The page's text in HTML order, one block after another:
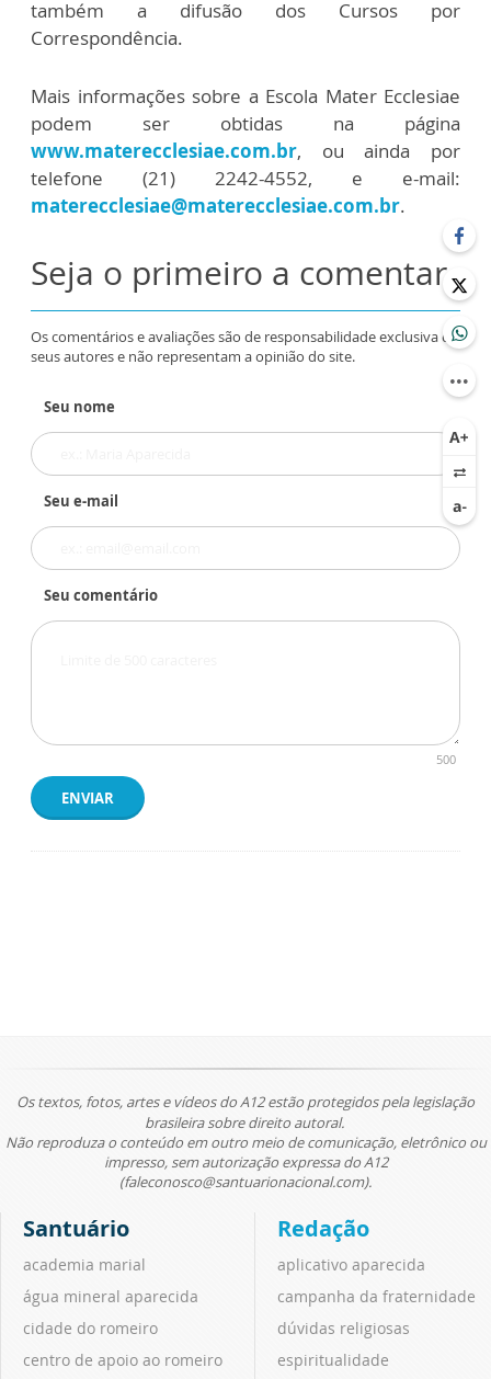
também a difusão dos Cursos por
Correspondência.
Mais informações sobre a Escola Mater Ecclesiae
podem ser obtidas na página
www.materecclesiae.com.br, ou ainda por
telefone (21) 2242-4552, e e-mail:
materecclesiae@materecclesiae.com.br.
Seja o primeiro a comentar
Os comentários e avaliações são de responsabilidade exclusiva de
seus autores e não representam a opinião do site.
Seu nome
Seu e-mail
Seu comentário
500
ENVIAR
Os textos, fotos, artes e vídeos do A12 estão protegidos pela legislação
brasileira sobre direito autoral.
Não reproduza o conteúdo em outro meio de comunicação, eletrônico ou
impresso, sem autorização expressa do A12
(faleconosco@santuarionacional.com).
Santuário
academia marial
água mineral aparecida
cidade do romeiro
centro de apoio ao romeiro
Redação
aplicativo aparecida
campanha da fraternidade
dúvidas religiosas
espiritualidade